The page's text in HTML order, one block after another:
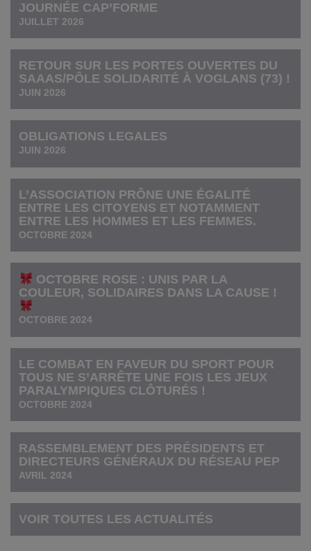
JOURNÉE CAP’FORME
JUILLET 2026
RETOUR SUR LES PORTES OUVERTES DU
SAAAS/PÔLE SOLIDARITÉ À VOGLANS (73) !
JUIN 2026
OBLIGATIONS LEGALES
JUIN 2026
L’ASSOCIATION PRÔNE UNE ÉGALITÉ
ENTRE LES CITOYENS ET NOTAMMENT
ENTRE LES HOMMES ET LES FEMMES.
OCTOBRE 2024
OCTOBRE ROSE : UNIS PAR LA
COULEUR, SOLIDAIRES DANS LA CAUSE !
OCTOBRE 2024
LE COMBAT EN FAVEUR DU SPORT POUR
TOUS NE S’ARRÊTE UNE FOIS LES JEUX
PARALYMPIQUES CLÔTURÉS !
OCTOBRE 2024
RASSEMBLEMENT DES PRÉSIDENTS ET
DIRECTEURS GÉNÉRAUX DU RÉSEAU PEP
AVRIL 2024
VOIR TOUTES LES ACTUALITÉS